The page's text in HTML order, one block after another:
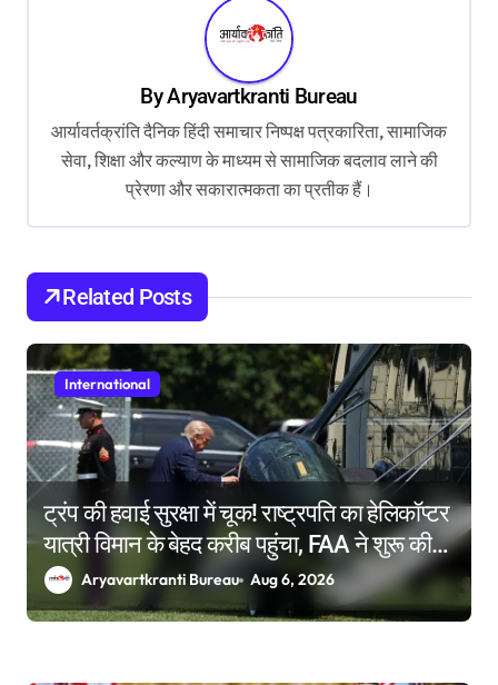
o
n
ByAryavartkranti Bureau
आर्यावर्तक्रांति दैनिक हिंदी समाचार निष्पक्ष पत्रकारिता, सामाजिक
सेवा, शिक्षा और कल्याण के माध्यम से सामाजिक बदलाव लाने की
प्रेरणा और सकारात्मकता का प्रतीक हैं।
Related Posts
International
ट्रंप की हवाई सुरक्षा में चूक! राष्ट्रपति का हेलिकॉप्टर
यात्री विमान के बेहद करीब पहुंचा, FAA ने शुरू की
जांच Aryavartkranti Bureau Aug 6, 2026